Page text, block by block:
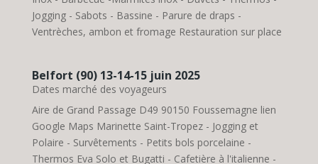
Jogging - Sabots - Bassine - Parure de draps -
Ventrèches, ambon et fromage Restauration sur place
Belfort (90) 13-14-15 juin 2025
Dates marché des voyageurs
Aire de Grand Passage D49 90150 Foussemagne lien
Google Maps Marinette Saint-Tropez - Jogging et
Polaire - Survêtements - Petits bols porcelaine -
Thermos Eva Solo et Bugatti - Cafetière à l'italienne -